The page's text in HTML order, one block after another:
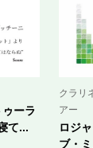
ーラ
て...
クラリ
アー
ロジ
ブ・